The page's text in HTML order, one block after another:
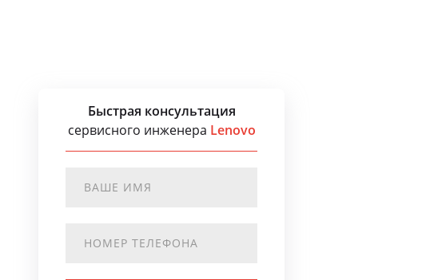
Быстрая консультация
сервисного инженера Lenovo